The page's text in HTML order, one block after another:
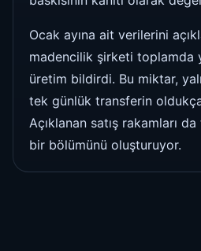
Ocak ayına ait verilerini
madencilik şirketi toplamda
üretim bildirdi. Bu miktar,
tek günlük transferin
Açıklanan satış rakamları
bir bölümünü oluşturuyor.